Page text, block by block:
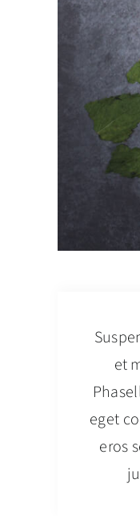
et
eget
eros